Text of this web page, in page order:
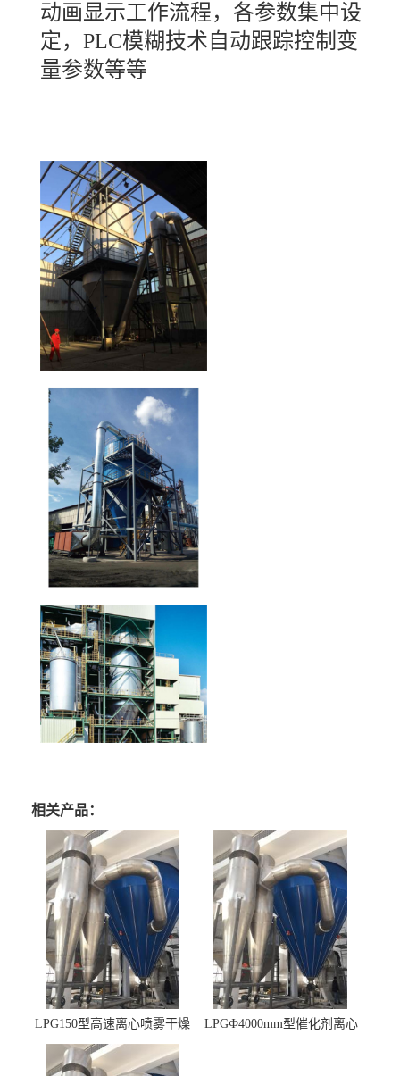
动画显示工作流程，各参数集中设
定，PLC模糊技术自动跟踪控制变
量参数等等
相关产品：
LPG150型高速离心喷雾干燥
机 φ2.85m
LPGФ4000mm型催化剂离心